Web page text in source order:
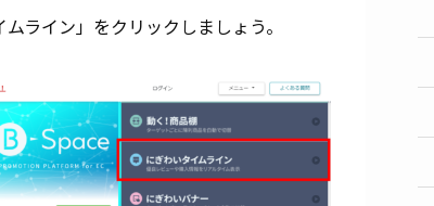
ライン」をクリックしましょう。